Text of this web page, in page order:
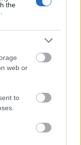
the
web or
to
Bicske Kelet
az M1-es